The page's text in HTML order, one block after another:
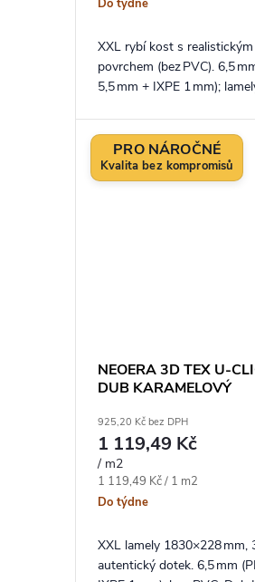
Do týdne
XXL rybí kost s realistickým
povrchem (bez PVC). 6,5
5,5 mm + IXPE 1 mm);
PRO NÁROČNÉ
NEOERA 3D TEX U-
DUB KARAMELOVÝ
925,20 Kč bez DPH
1 119,49 Kč
/ m2
Měrná cena:
1 119,49 Kč / 1 m2
Do týdne
XXL lamely 1830×228 mm,
autentický dotek. 6,5 mm